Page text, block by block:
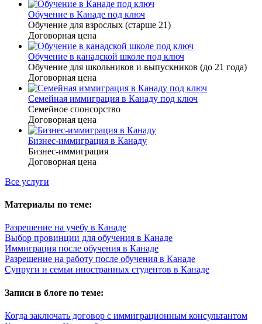
Обучение в Канаде под ключ
Обучение для взрослых (старше 21)
Договорная цена
Обучение в канадской школе под ключ
Обучение для школьников и выпускников (до 21 года)
Договорная цена
Семейная иммиграция в Канаду под ключ
Семейное спонсорство
Договорная цена
Бизнес-иммиграция в Канаду
Бизнес-иммиграция
Договорная цена
Все услуги
Материалы по теме:
Разрешение на учебу в Канаде
Выбор провинции для обучения в Канаде
Иммиграция после обучения в Канаде
Разрешение на работу после обучения в Канаде
Супруги и семьи иностранных студентов в Канаде
Записи в блоге по теме:
Когда заключать договор с иммиграционным консультантом